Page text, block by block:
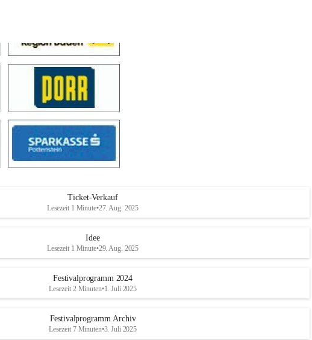
Ticket-Verkauf
Lesezeit 1 Minute•27. Aug. 2025
Idee
Lesezeit 1 Minute•29. Aug. 2025
Festivalprogramm 2024
Lesezeit 2 Minuten•1. Juli 2025
Festivalprogramm Archiv
Lesezeit 7 Minuten•3. Juli 2025